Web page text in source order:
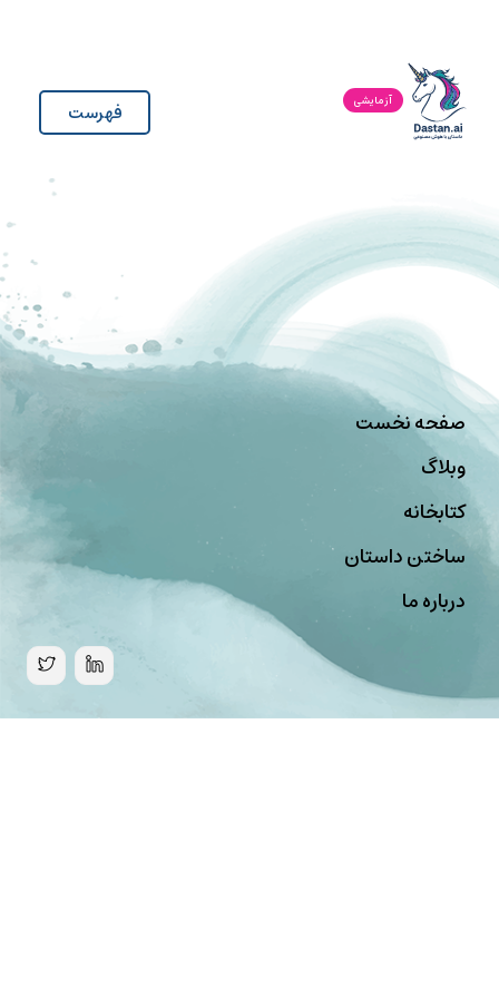
آزمایشی فهرست
صفحه نخست
وبلاگ
کتابخانه
ساختن داستان
درباره ما